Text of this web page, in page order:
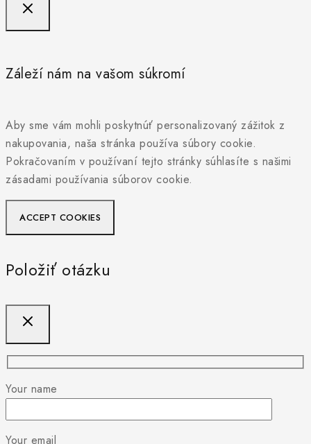
Záleží nám na vašom súkromí
Aby sme vám mohli poskytnúť personalizovaný zážitok z
nakupovania, naša stránka používa súbory cookie.
Pokračovaním v používaní tejto stránky súhlasíte s našimi
zásadami používania súborov cookie.
ACCEPT COOKIES
Položiť otázku
Your name
Your email